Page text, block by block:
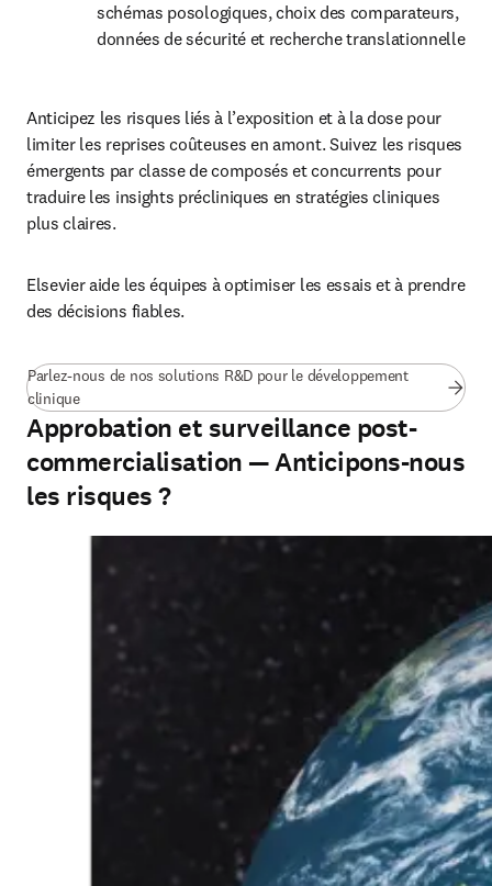
schémas posologiques, choix des comparateurs,
données de sécurité et recherche translationnelle
Anticipez les risques liés à l’exposition et à la dose pour
limiter les reprises coûteuses en amont. Suivez les risques
émergents par classe de composés et concurrents pour
traduire les insights précliniques en stratégies cliniques
plus claires.
Elsevier aide les équipes à optimiser les essais et à prendre
des décisions fiables.
Parlez-nous de nos solutions R&D pour le développement
clinique
Approbation et surveillance post-
commercialisation — Anticipons-nous
les risques ?